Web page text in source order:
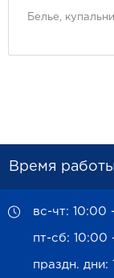
Белье,
Время
вс-чт: 10:00
пт-сб: 10:00
праздн.